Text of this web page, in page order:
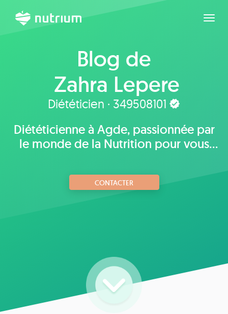
Blog de
Zahra Lepere
Diététicien · 349508101
Diététicienne à Agde, passionnée par
le monde de la Nutrition pour vous
CONTACTER